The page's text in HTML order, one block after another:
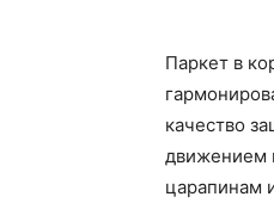
Паркет в
качество
движением
царапинам